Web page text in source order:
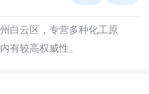
白云区，专营多种化工原
有较高权威性。